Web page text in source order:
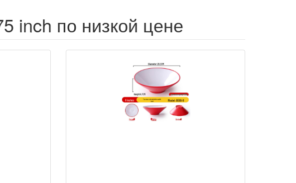
inch по низкой цене